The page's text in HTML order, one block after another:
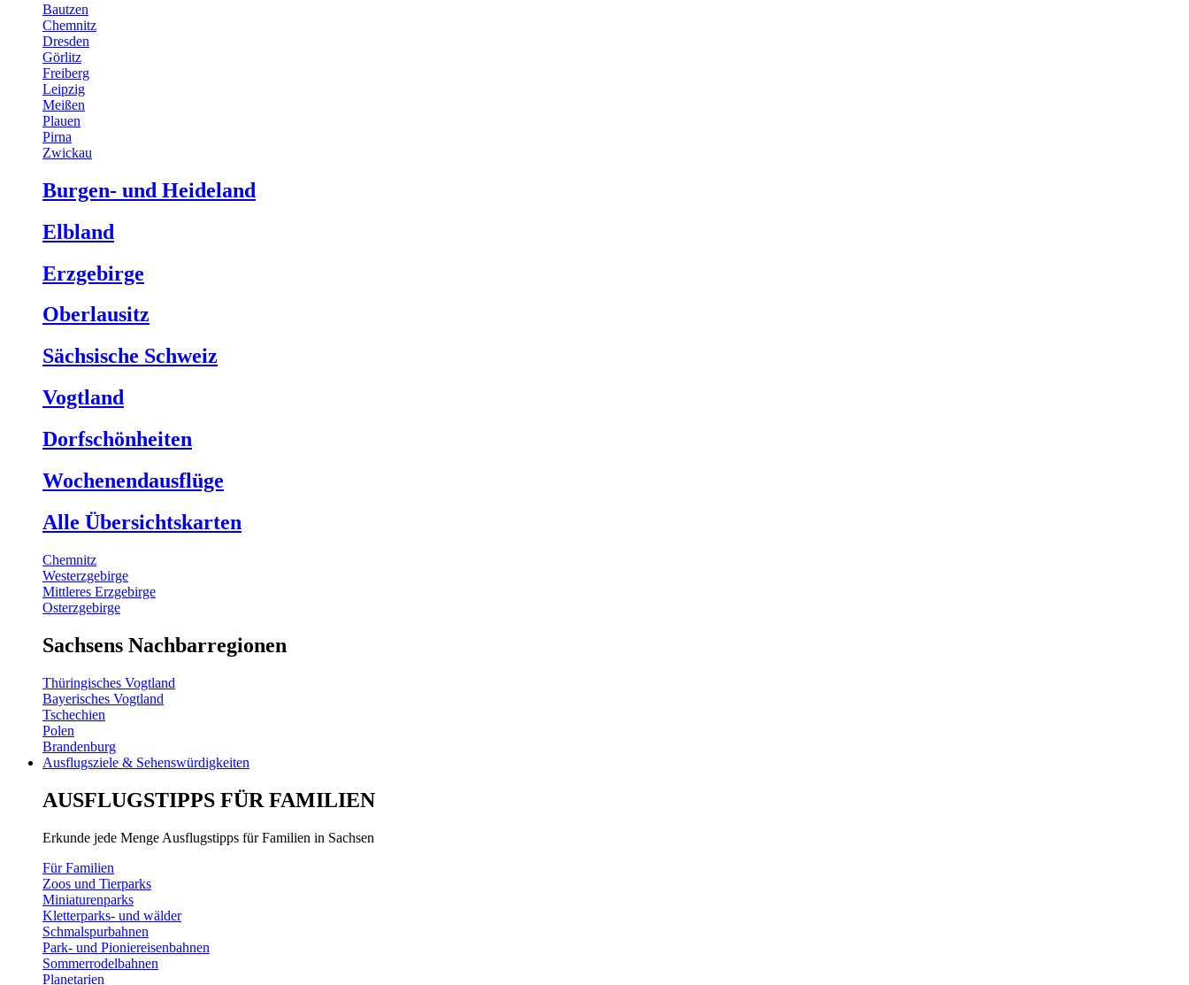
Bautzen
Chemnitz
Dresden
Görlitz
Freiberg
Leipzig
Meißen
Plauen
Pirna
Zwickau
Burgen- und Heideland
Elbland
Erzgebirge
Oberlausitz
Sächsische Schweiz
Vogtland
Dorfschönheiten
Wochenendausflüge
Alle Übersichtskarten
Chemnitz
Westerzgebirge
Mittleres Erzgebirge
Osterzgebirge
Sachsens Nachbarregionen
Thüringisches Vogtland
Bayerisches Vogtland
Tschechien
Polen
Brandenburg
Ausflugsziele & Sehenswürdigkeiten
AUSFLUGSTIPPS FÜR FAMILIEN
Erkunde jede Menge Ausflugstipps für Familien in Sachsen
Für Familien
Zoos und Tierparks
Miniaturenparks
Kletterparks- und wälder
Schmalspurbahnen
Park- und Pioniereisenbahnen
Sommerrodelbahnen
Planetarien